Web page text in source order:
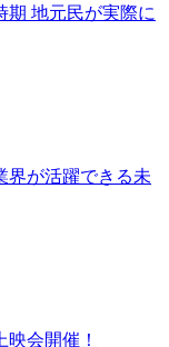
期 地元民が実際に
界が活躍できる未
会開催！